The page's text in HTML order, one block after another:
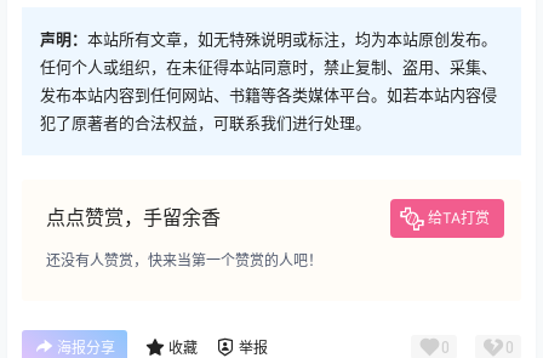
声明： 本站所有文章，如无特殊说明或标注，均为本站原创发布。
任何个人或组织，在未征得本站同意时，禁止复制、盗用、采集、
发布本站内容到任何网站、书籍等各类媒体平台。如若本站内容侵
犯了原著者的合法权益，可联系我们进行处理。
点点赞赏，手留余香 给TA打赏
还没有人赞赏，快来当第一个赞赏的人吧！
海报分享 收藏 举报 0 0